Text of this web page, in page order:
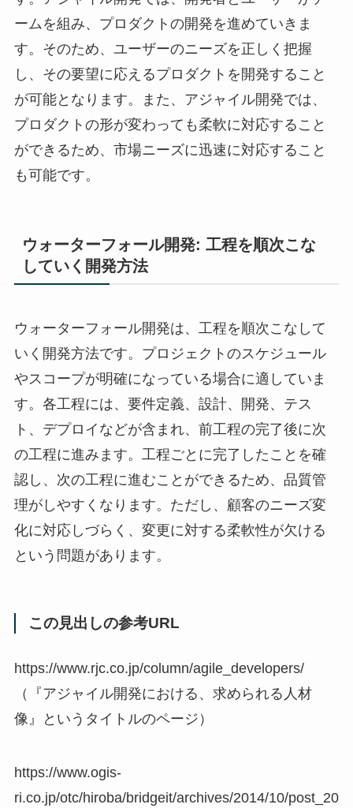
ームを組み、プロダクトの開発を進めていきま
す。そのため、ユーザーのニーズを正しく把握
し、その要望に応えるプロダクトを開発すること
が可能となります。また、アジャイル開発では、
プロダクトの形が変わっても柔軟に対応すること
ができるため、市場ニーズに迅速に対応すること
も可能です。
ウォーターフォール開発: 工程を順次こな
していく開発方法
ウォーターフォール開発は、工程を順次こなして
いく開発方法です。プロジェクトのスケジュール
やスコープが明確になっている場合に適していま
す。各工程には、要件定義、設計、開発、テス
ト、デプロイなどが含まれ、前工程の完了後に次
の工程に進みます。工程ごとに完了したことを確
認し、次の工程に進むことができるため、品質管
理がしやすくなります。ただし、顧客のニーズ変
化に対応しづらく、変更に対する柔軟性が欠ける
という問題があります。
この見出しの参考URL
https://www.rjc.co.jp/column/agile_developers/
（『アジャイル開発における、求められる人材
像』というタイトルのページ）
https://www.ogis-
ri.co.jp/otc/hiroba/bridgeit/archives/2014/10/post_20